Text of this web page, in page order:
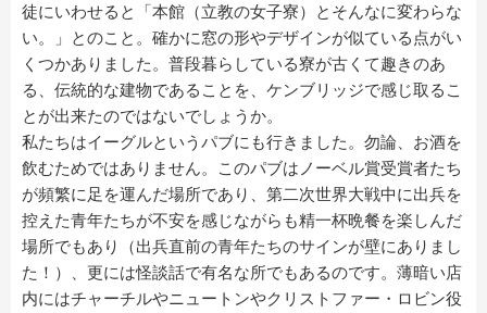
徒にいわせると「本館（立教の女子寮）とそんなに変わらな
い。」とのこと。確かに窓の形やデザインが似ている点がい
くつかありました。普段暮らしている寮が古くて趣きのあ
る、伝統的な建物であることを、ケンブリッジで感じ取るこ
とが出来たのではないでしょうか。
私たちはイーグルというパブにも行きました。勿論、お酒を
飲むためではありません。このパブはノーベル賞受賞者たち
が頻繁に足を運んだ場所であり、第二次世界大戦中に出兵を
控えた青年たちが不安を感じながらも精一杯晩餐を楽しんだ
場所でもあり（出兵直前の青年たちのサインが壁にありまし
た！）、更には怪談話で有名な所でもあるのです。薄暗い店
内にはチャーチルやニュートンやクリストファー・ロビン役